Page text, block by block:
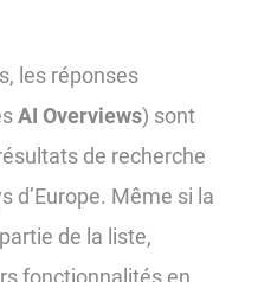
les réponses
AI Overviews) sont
de recherche
d’Europe. Même si la
de la liste,
fonctionnalités en